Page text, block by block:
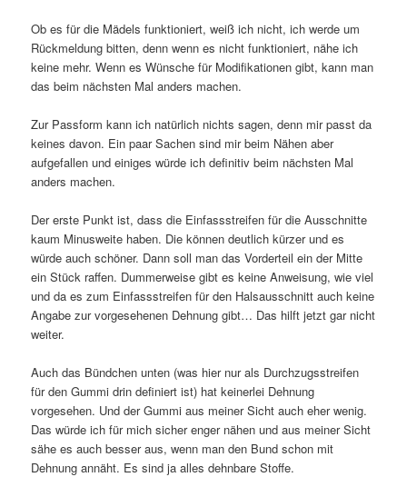
Ob es für die Mädels funktioniert, weiß ich nicht, ich werde um
Rückmeldung bitten, denn wenn es nicht funktioniert, nähe ich
keine mehr. Wenn es Wünsche für Modifikationen gibt, kann man
das beim nächsten Mal anders machen.
Zur Passform kann ich natürlich nichts sagen, denn mir passt da
keines davon. Ein paar Sachen sind mir beim Nähen aber
aufgefallen und einiges würde ich definitiv beim nächsten Mal
anders machen.
Der erste Punkt ist, dass die Einfassstreifen für die Ausschnitte
kaum Minusweite haben. Die können deutlich kürzer und es
würde auch schöner. Dann soll man das Vorderteil ein der Mitte
ein Stück raffen. Dummerweise gibt es keine Anweisung, wie viel
und da es zum Einfassstreifen für den Halsausschnitt auch keine
Angabe zur vorgesehenen Dehnung gibt… Das hilft jetzt gar nicht
weiter.
Auch das Bündchen unten (was hier nur als Durchzugsstreifen
für den Gummi drin definiert ist) hat keinerlei Dehnung
vorgesehen. Und der Gummi aus meiner Sicht auch eher wenig.
Das würde ich für mich sicher enger nähen und aus meiner Sicht
sähe es auch besser aus, wenn man den Bund schon mit
Dehnung annäht. Es sind ja alles dehnbare Stoffe.